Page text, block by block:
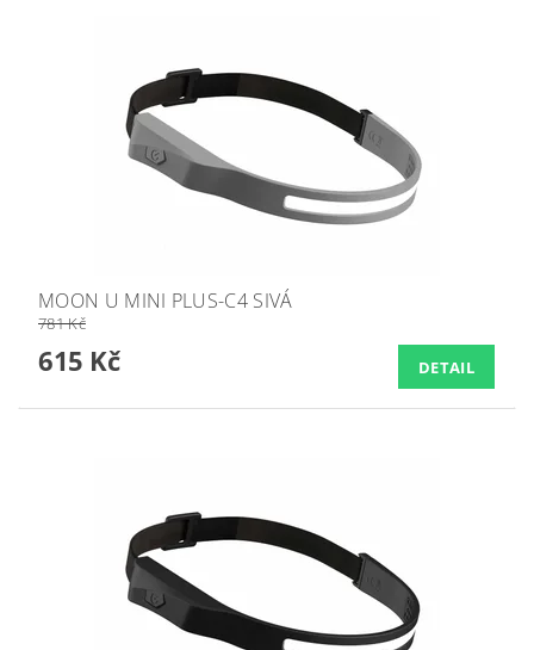
MOON U MINI PLUS-C4 SIVÁ
781 Kč
615 Kč DETAIL